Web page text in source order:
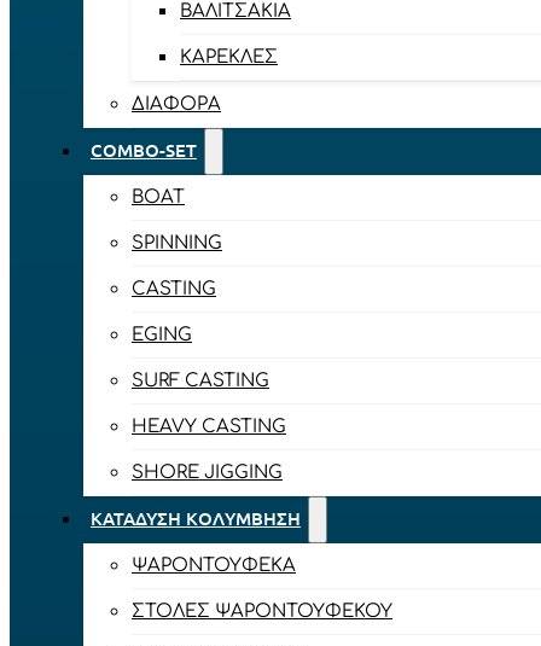
ΒΑΛΙΤΣΆΚΙΑ
ΚΑΡΈΚΛΕΣ
ΔΙΆΦΟΡΑ
COMBO-SET
BOAT
SPINNING
CASTING
EGING
SURF CASTING
HEAVY CASTING
SHORE JIGGING
ΚΑΤΆΔΥΣΗ ΚΟΛΎΜΒΗΣΗ
ΨΑΡΟΝΤΟΎΦΕΚΑ
ΣΤΟΛΈΣ ΨΑΡΟΝΤΟΎΦΕΚΟΥ